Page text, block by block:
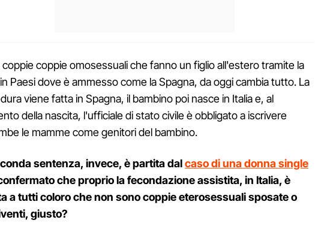
coppie coppie omosessuali che fanno un figlio all'estero tramite la
Paesi dove è ammesso come la Spagna, da oggi cambia tutto. La
viene fatta in Spagna, il bambino poi nasce in Italia e, al
della nascita, l'ufficiale di stato civile è obbligato a iscrivere
le mamme come genitori del bambino.
sentenza, invece, è partita dalcaso di una donna single
che proprio la fecondazione assistita, in Italia, è
a tutti coloro che non sono coppie eterosessuali sposate o
giusto?